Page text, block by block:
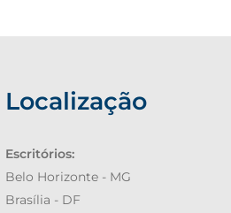
Localização
Escritórios:
Belo Horizonte - MG
Brasília - DF